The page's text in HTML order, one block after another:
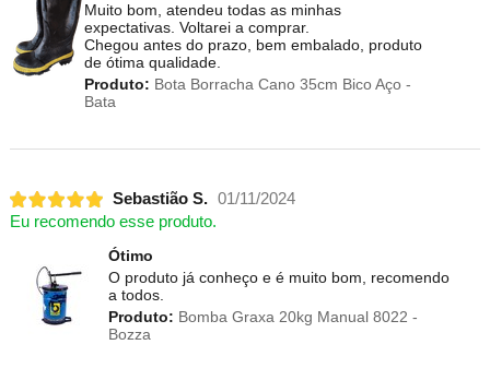
Muito bom, atendeu todas as minhas
expectativas. Voltarei a comprar.
Chegou antes do prazo, bem embalado, produto
de ótima qualidade.
Produto: Bota Borracha Cano 35cm Bico Aço -
Bata
Sebastião S. 01/11/2024
Eu recomendo esse produto.
Ótimo
O produto já conheço e é muito bom, recomendo
a todos.
Produto: Bomba Graxa 20kg Manual 8022 -
Bozza